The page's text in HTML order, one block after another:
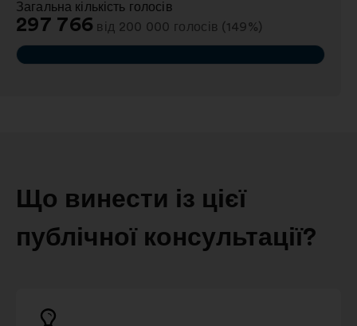
Загальна кількість голосів
:
297 766 від 200 000 голосів (149%)
Що винести із цієї
публічної консультації?